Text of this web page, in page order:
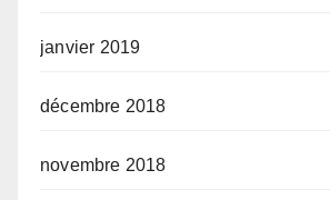
janvier 2019
décembre 2018
novembre 2018